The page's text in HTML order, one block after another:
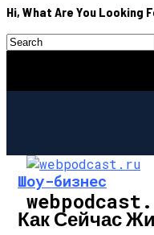
Hi, What Are You Looking
Шоу-бизнес
Как Сейчас